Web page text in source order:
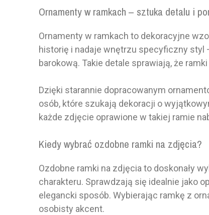
Ornamenty w ramkach – sztuka detalu i
Ornamenty w ramkach to dekoracyjne
historię i nadaje wnętrzu specyficzny styl
barokową. Takie detale sprawiają, że
Dzięki starannie dopracowanym
osób, które szukają dekoracji o
każde zdjęcie oprawione w takiej ramie
Kiedy wybrać ozdobne ramki na zdjęcia?
Ozdobne ramki na zdjęcia to doskonały
charakteru. Sprawdzają się idealnie jako
elegancki sposób. Wybierając ramkę z
osobisty akcent.